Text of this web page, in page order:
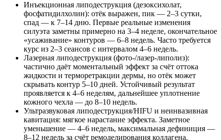
Инъекционная липодеструкция (дезоксихолат,
фосфатидилхолин): отёк выражен, пик — 2–3 сутки,
спад — к 7–14 дню. Первые реальные изменения
силуэта заметны примерно на 3–4 неделе, окончательное
«усаживание» контуров — 6–8 недель. Часто требуется
курс из 2–3 сеансов с интервалом 4–6 недель.
Лазерная липодеструкция (фото‑/лазер‑липолиз):
частично даёт моментальный эффект за счёт оттока
жидкости и терморетракции дермы, но отёк может
скрывать контур 5–10 дней. Устойчивый результат
проявляется к 4–6 неделям, дальнейшее уплотнение
кожного чехла — до 8–10 недель.
Ультразвуковая липодеструкция/HIFU и неинвазивная
кавитация: мягкое нарастание эффекта. Заметное
уменьшение — 4–6 недель, максимальная дефиниция —
8–12 недель за счёт ремоделирования коллагена.